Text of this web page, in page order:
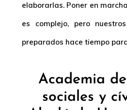
elaborarlas. Poner en
es complejo, pero
preparados hace tiempo
Academia
sociales y